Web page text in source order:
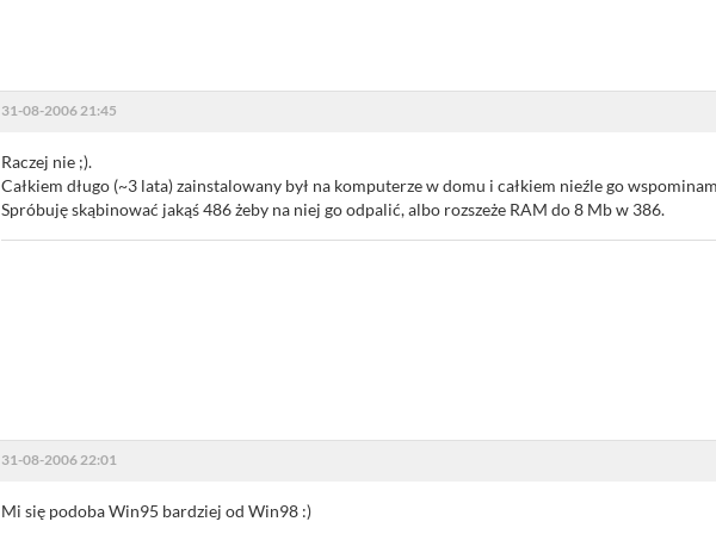
31-08-2006 21:45
Raczej nie ;).
Całkiem długo (~3 lata) zainstalowany był na komputerze w domu i całkiem nieźle go
Spróbuję skąbinować jakąś 486 żeby na niej go odpalić, albo rozszeże RAM do 8 Mb w 386.
31-08-2006 22:01
Mi się podoba Win95 bardziej od Win98 :)